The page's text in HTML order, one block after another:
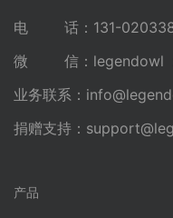
电 话：131-
微 信：legendowl（
业务联系：
捐赠支持：
产品